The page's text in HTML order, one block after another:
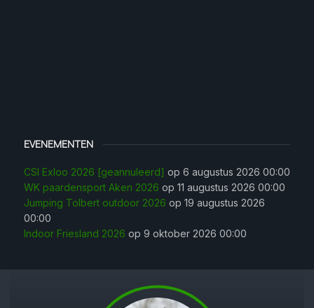
EVENEMENTEN
CSI Exloo 2026 [geannuleerd] op 6 augustus 2026 00:00
WK paardensport Aken 2026 op 11 augustus 2026 00:00
Jumping Tolbert outdoor 2026 op 19 augustus 2026
00:00
Indoor Friesland 2026 op 9 oktober 2026 00:00